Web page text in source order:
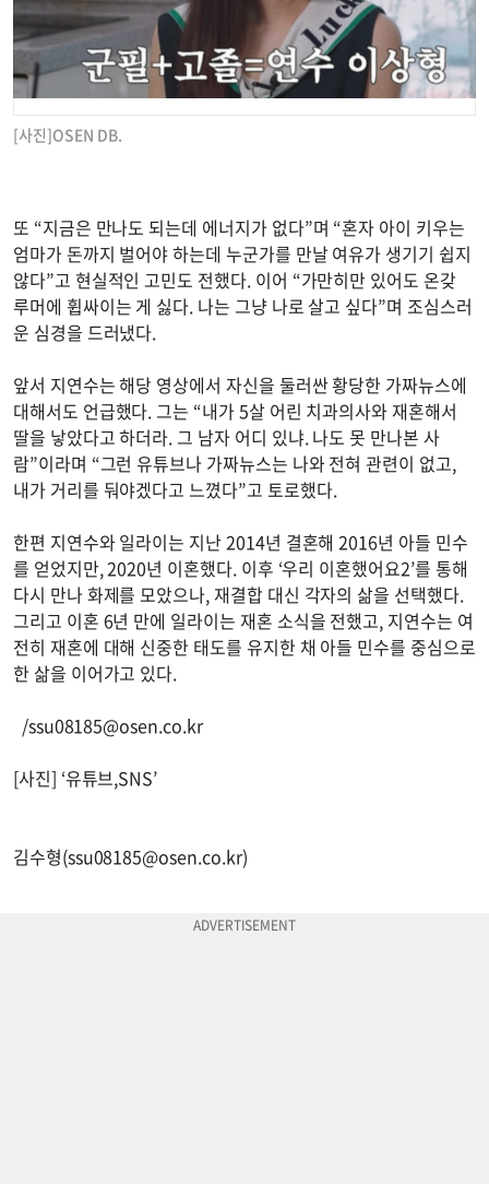
[사진]OSEN DB.
또 “지금은 만나도 되는데 에너지가 없다”며 “혼자 아이 키우는
엄마가 돈까지 벌어야 하는데 누군가를 만날 여유가 생기기 쉽지
않다”고 현실적인 고민도 전했다. 이어 “가만히만 있어도 온갖
루머에 휩싸이는 게 싫다. 나는 그냥 나로 살고 싶다”며 조심스러
운 심경을 드러냈다.
앞서 지연수는 해당 영상에서 자신을 둘러싼 황당한 가짜뉴스에
대해서도 언급했다. 그는 “내가 5살 어린 치과의사와 재혼해서
딸을 낳았다고 하더라. 그 남자 어디 있냐. 나도 못 만나본 사
람”이라며 “그런 유튜브나 가짜뉴스는 나와 전혀 관련이 없고,
내가 거리를 둬야겠다고 느꼈다”고 토로했다.
한편 지연수와 일라이는 지난 2014년 결혼해 2016년 아들 민수
를 얻었지만, 2020년 이혼했다. 이후 ‘우리 이혼했어요2’를 통해
다시 만나 화제를 모았으나, 재결합 대신 각자의 삶을 선택했다.
그리고 이혼 6년 만에 일라이는 재혼 소식을 전했고, 지연수는 여
전히 재혼에 대해 신중한 태도를 유지한 채 아들 민수를 중심으로
한 삶을 이어가고 있다.
/ssu08185@osen.co.kr
[사진] ‘유튜브,SNS’
김수형(ssu08185@osen.co.kr)